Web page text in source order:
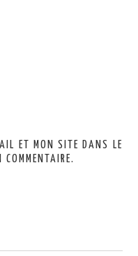
ET MON SITE DANS LE
COMMENTAIRE.